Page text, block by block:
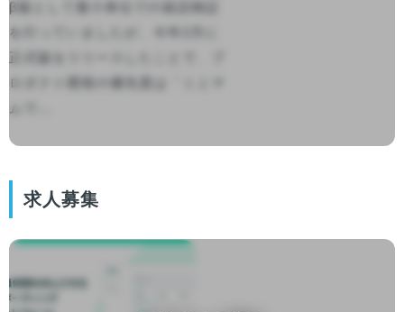
β版として最小単位での仮説検証
を行っていましたが、今年2月に
正式版をリリースしたことで、プ
ロダクト開発の優先度は「ミニマ
ムで...
求人募集